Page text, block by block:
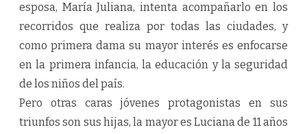
esposa, María Juliana, intenta acompañarlo en los
recorridos que realiza por todas las ciudades, y
como primera dama su mayor interés es enfocarse
en la primera infancia, la educación y la seguridad
de los niños del país.
Pero otras caras jóvenes protagonistas en sus
triunfos son sus hijas, la mayor es Luciana de 11 años